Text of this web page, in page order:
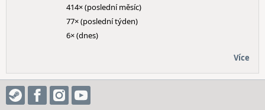
414× (poslední měsíc)
77× (poslední týden)
6× (dnes)
Více